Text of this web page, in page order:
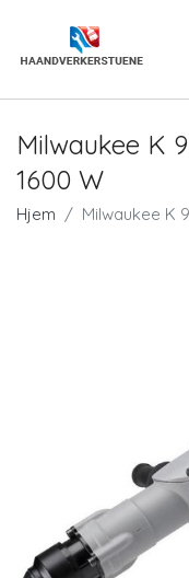
Milwaukee K
1600 W
Hjem Milwaukee K